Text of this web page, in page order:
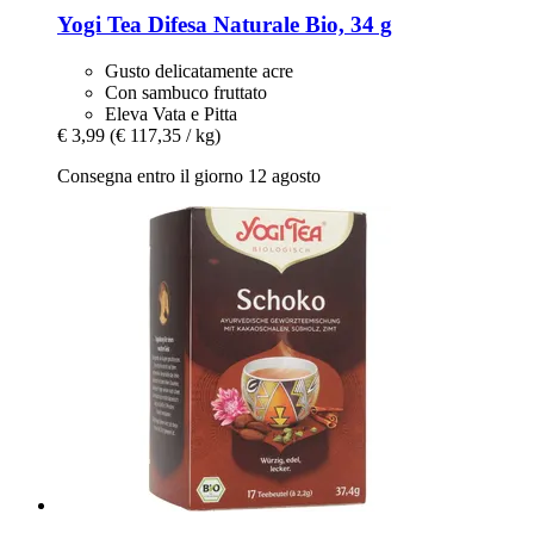
Yogi Tea Difesa Naturale Bio, 34 g
Gusto delicatamente acre
Con sambuco fruttato
Eleva Vata e Pitta
€ 3,99 (€ 117,35 / kg)
Consegna entro il giorno 12 agosto